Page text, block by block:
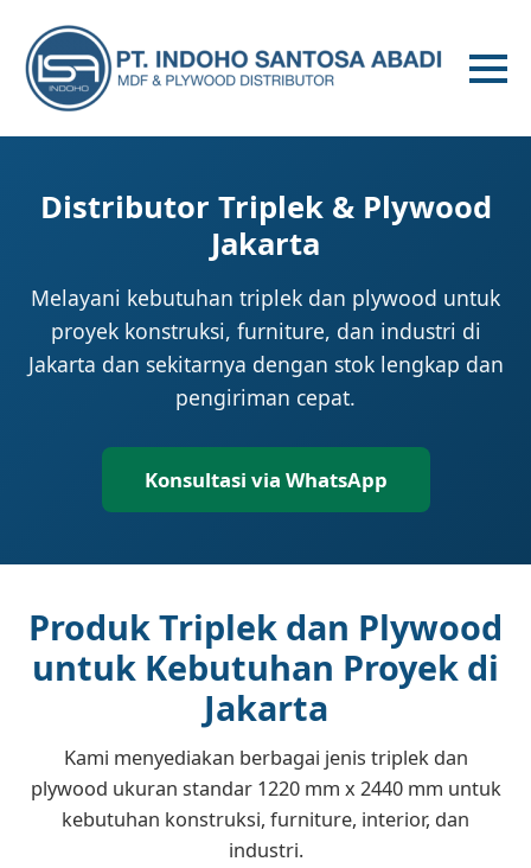
Distributor Triplek & Plywood
Jakarta
Melayani kebutuhan triplek dan plywood untuk
proyek konstruksi, furniture, dan industri di
Jakarta dan sekitarnya dengan stok lengkap dan
pengiriman cepat.
Konsultasi via WhatsApp
Produk Triplek dan Plywood
untuk Kebutuhan Proyek di
Jakarta
Kami menyediakan berbagai jenis triplek dan
plywood ukuran standar 1220 mm x 2440 mm untuk
kebutuhan konstruksi, furniture, interior, dan
industri.